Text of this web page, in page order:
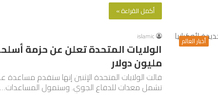
أكمل القراءة »
أخبار العالم islamic
مليون دولار
تشمل معدات للدفاع الجوي. وستمول المساعدات…